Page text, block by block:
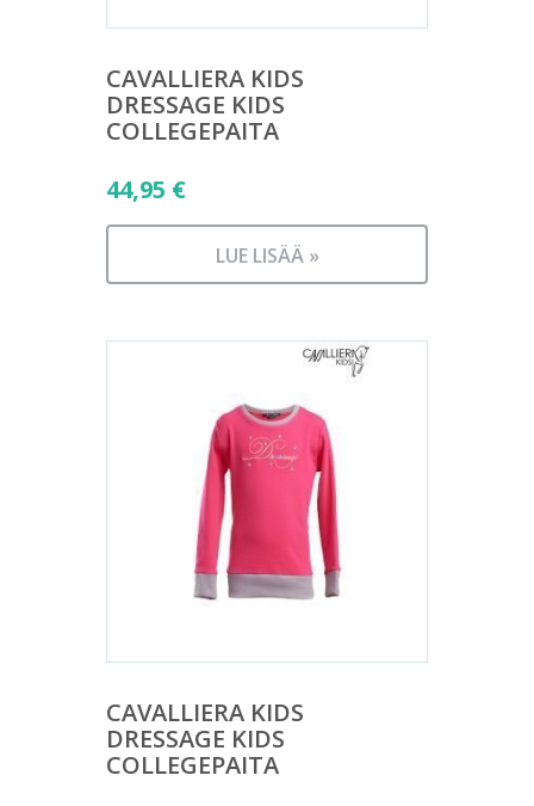
CAVALLIERA KIDS
DRESSAGE KIDS
COLLEGEPAITA
44,95 €
LUE LISÄÄ »
CAVALLIERA KIDS
DRESSAGE KIDS
COLLEGEPAITA